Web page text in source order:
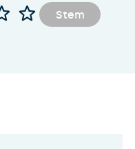
Stem